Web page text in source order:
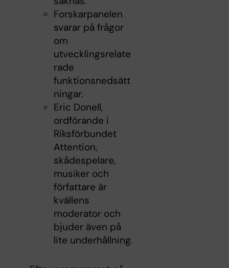
Forskarpanelen
svarar på frågor
om
utvecklingsrelate
rade
funktionsnedsätt
ningar.
Eric Donell,
ordförande i
Riksförbundet
Attention,
skådespelare,
musiker och
författare är
kvällens
moderator och
bjuder även på
lite underhållning.